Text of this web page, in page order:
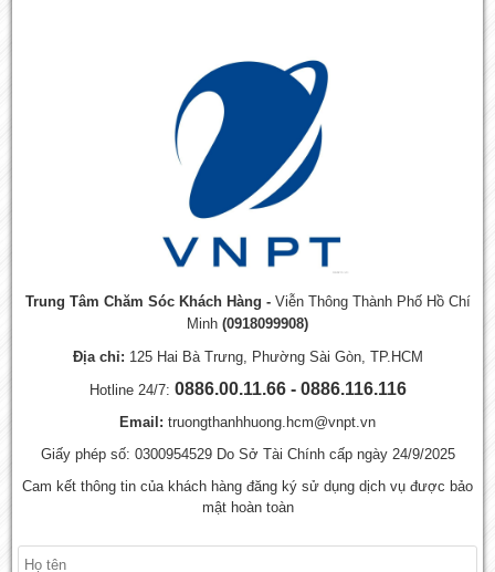
Trung Tâm Chăm Sóc Khách Hàng - Viễn Thông Thành Phố Hồ Chí
Minh (0918099908)
Địa chỉ: 125 Hai Bà Trưng, Phường Sài Gòn, TP.HCM
Hotline 24/7: 0886.00.11.66 - 0886.116.116
Email: truongthanhhuong.hcm@vnpt.vn
Giấy phép số: 0300954529 Do Sở Tài Chính cấp ngày 24/9/2025
Cam kết thông tin của khách hàng đăng ký sử dụng dịch vụ được bảo
mật hoàn toàn